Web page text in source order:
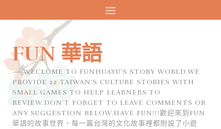
FUN 華語
WECLOME TO FUNHUAYU'S STORY WORLD.WE
PROVIDE 22 TAIWAN'S CULTURE STORIES WITH
SMALL GAMES TO HELP LEARNERS TO
REVIEW.DON'T FORGET TO LEAVE COMMENTS OR
ANY SUGGESTION BELOW.HAVE FUN!!!歡迎來到FUN
華語的故事世界，每一篇台灣的文化故事裡都附設了小遊